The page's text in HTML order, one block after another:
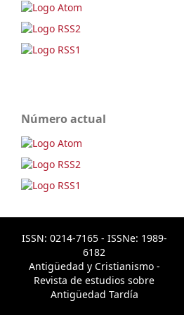
Número actual
ISSN: 0214-7165 - ISSNe: 1989-
6182
Antigüedad y Cristianismo -
Revista de estudios sobre
Antigüedad Tardía